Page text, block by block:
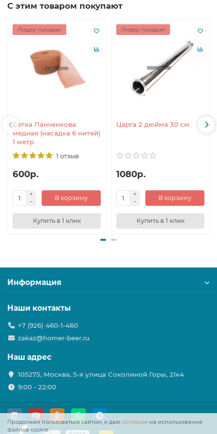
С этим товаром покупают
Лидер продаж!
Сетка Панченкова
медная (насадка 6 нитей)
1 метр
1 отзыв
600р.
В корзину
Купить в 1 клик
Лидер продаж!
Царга 2 дюйма 30 см
1080р.
В корзину
Купить в 1 клик
Продолжая пользоваться сайтом, я даю согласие на использование
файлов cookie.
Информация
Наши контакты
+7 (926) 460-1-460
zakaz@homer-beer.ru
Наш адрес
105275, Москва, 5-я улица Соколиной Горы, 21к4
9:00 - 22:00